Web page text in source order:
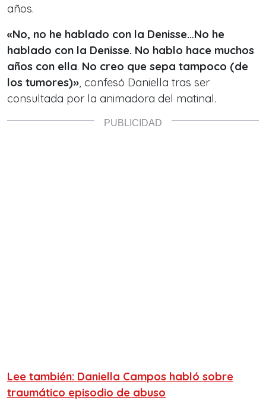
años.
«No, no he hablado con la Denisse…No he
hablado con la Denisse. No hablo hace muchos
años con ella. No creo que sepa tampoco (de
los tumores)», confesó Daniella tras ser
consultada por la animadora del matinal.
Lee también: Daniella Campos habló sobre
traumático episodio de abuso